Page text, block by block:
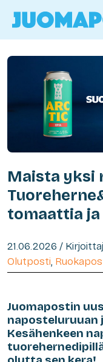
Maista yksi
tomaattia ja
21.06.2026 /
Olutposti,
Juomapostin
naposteluruuan
Kesähenkeen